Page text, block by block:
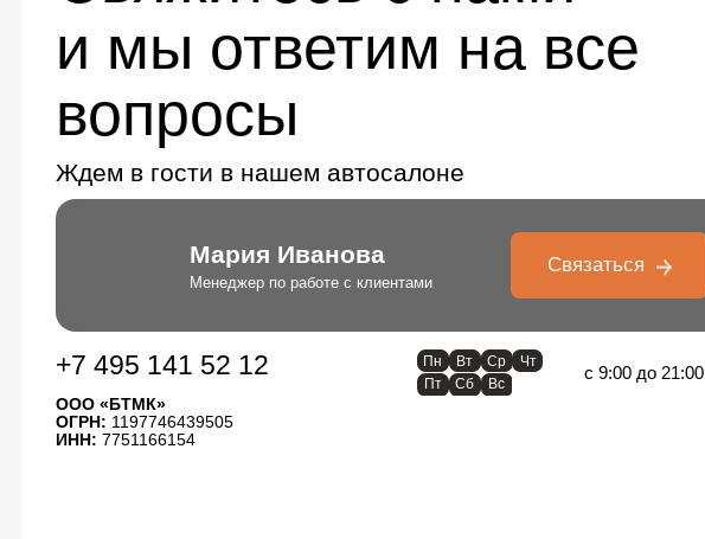
и мы ответим на все
вопросы
Ждем в гости в нашем автосалоне
Мария Иванова
Менеджер по работе с клиентами
Связаться
+7 495 141 52 12 Пн Вт Ср
Чт
Пт
Сб Вс
с 9:00 до 21:00
ООО «БТМК»
ОГРН: 1197746439505
ИНН: 7751166154